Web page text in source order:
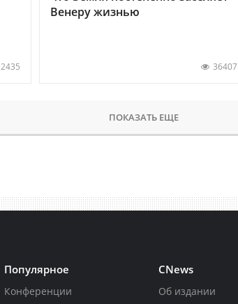
2435
Венеру жизнью
36407
ПОКАЗАТЬ ЕЩЕ
Популярное
Конференции
CNews
Об издании